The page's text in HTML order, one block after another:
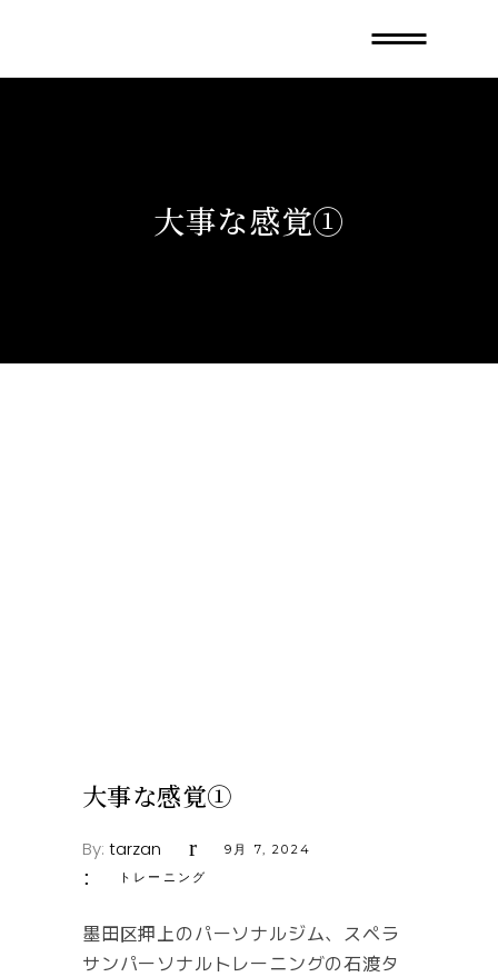
大事な感覚①
大事な感覚①
By: tarzan
9月 7, 2024
トレーニング
墨田区押上のパーソナルジム、スペラ
サンパーソナルトレーニングの石渡タ